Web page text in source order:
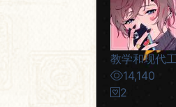
教学和现代
14,140
2